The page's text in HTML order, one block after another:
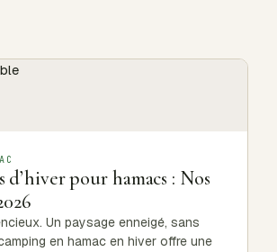
pour hamacs : Nos
Un paysage enneigé, sans
en hamac en hiver offre une